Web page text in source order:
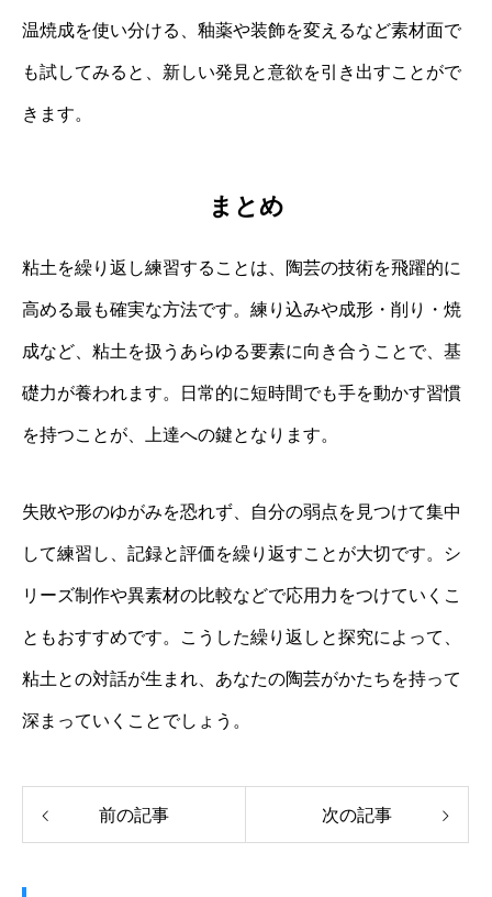
温焼成を使い分ける、釉薬や装飾を変えるなど素材面で
も試してみると、新しい発見と意欲を引き出すことがで
きます。
まとめ
粘土を繰り返し練習することは、陶芸の技術を飛躍的に
高める最も確実な方法です。練り込みや成形・削り・焼
成など、粘土を扱うあらゆる要素に向き合うことで、基
礎力が養われます。日常的に短時間でも手を動かす習慣
を持つことが、上達への鍵となります。
失敗や形のゆがみを恐れず、自分の弱点を見つけて集中
して練習し、記録と評価を繰り返すことが大切です。シ
リーズ制作や異素材の比較などで応用力をつけていくこ
ともおすすめです。こうした繰り返しと探究によって、
粘土との対話が生まれ、あなたの陶芸がかたちを持って
深まっていくことでしょう。
前の記事 次の記事